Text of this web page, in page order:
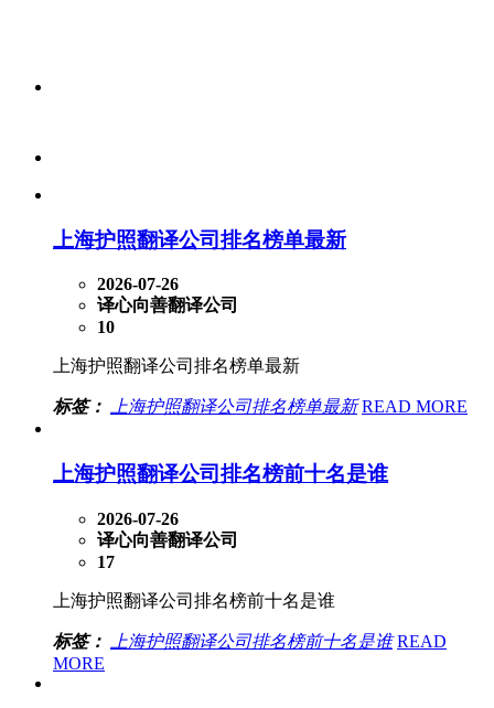
上海护照翻译公司排名榜单最新
2026-07-26
译心向善翻译公司
10
上海护照翻译公司排名榜单最新
标签： 上海护照翻译公司排名榜单最新 READ MORE
上海护照翻译公司排名榜前十名是谁
2026-07-26
译心向善翻译公司
17
上海护照翻译公司排名榜前十名是谁
标签： 上海护照翻译公司排名榜前十名是谁 READ
MORE